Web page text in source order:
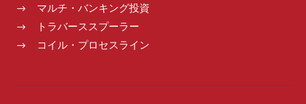
$ マルチ・バンキング投資
$ トラバーススプーラー
$ コイル・プロセスライン